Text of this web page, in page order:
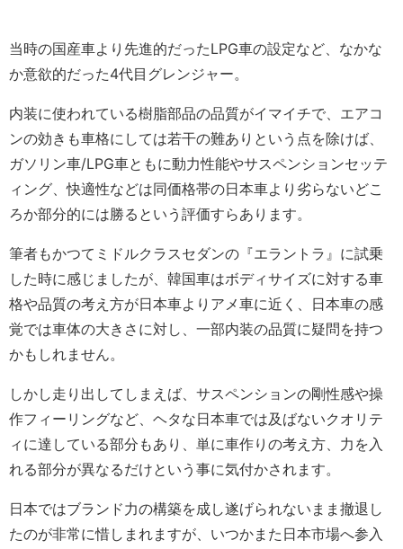
当時の国産車より先進的だったLPG車の設定など、なかな
か意欲的だった4代目グレンジャー。
内装に使われている樹脂部品の品質がイマイチで、エアコ
ンの効きも車格にしては若干の難ありという点を除けば、
ガソリン車/LPG車ともに動力性能やサスペンションセッテ
ィング、快適性などは同価格帯の日本車より劣らないどこ
ろか部分的には勝るという評価すらあります。
筆者もかつてミドルクラスセダンの『エラントラ』に試乗
した時に感じましたが、韓国車はボディサイズに対する車
格や品質の考え方が日本車よりアメ車に近く、日本車の感
覚では車体の大きさに対し、一部内装の品質に疑問を持つ
かもしれません。
しかし走り出してしまえば、サスペンションの剛性感や操
作フィーリングなど、ヘタな日本車では及ばないクオリテ
ィに達している部分もあり、単に車作りの考え方、力を入
れる部分が異なるだけという事に気付かされます。
日本ではブランド力の構築を成し遂げられないまま撤退し
たのが非常に惜しまれますが、いつかまた日本市場へ参入